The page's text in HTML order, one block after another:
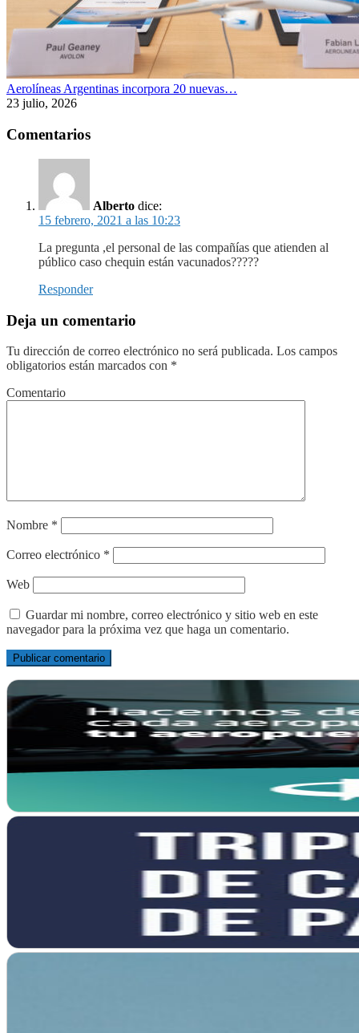
Aerolíneas Argentinas incorpora 20 nuevas…
23 julio, 2026
Comentarios
Alberto dice:
15 febrero, 2021 a las 10:23
La pregunta ,el personal de las compañías que atienden al
público caso chequin están vacunados?????
Responder
Deja un comentario
Tu dirección de correo electrónico no será publicada. Los campos
obligatorios están marcados con *
Comentario
Nombre *
Correo electrónico *
Web
Guardar mi nombre, correo electrónico y sitio web en este
navegador para la próxima vez que haga un comentario.